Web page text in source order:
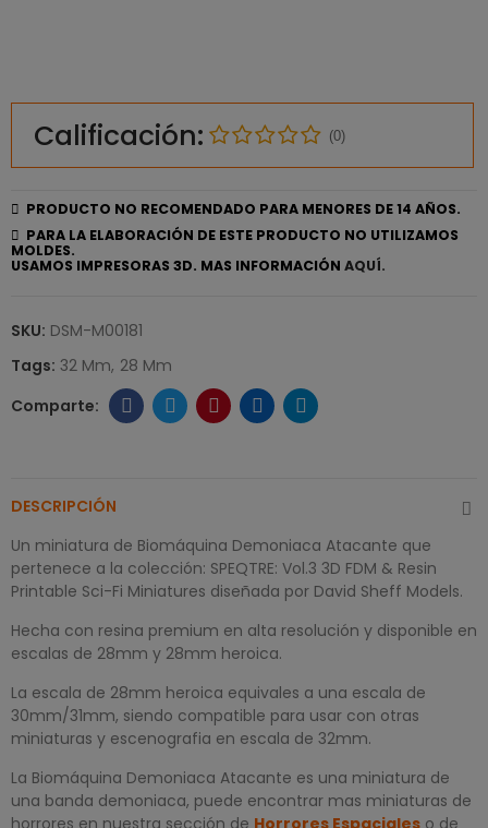
Calificación: (0)
PRODUCTO NO RECOMENDADO PARA MENORES DE 14 AÑOS.
PARA LA ELABORACIÓN DE ESTE PRODUCTO NO UTILIZAMOS
MOLDES.
USAMOS IMPRESORAS 3D. MAS INFORMACIÓN AQUÍ.
SKU: DSM-M00181
Tags: 32 Mm 28 Mm
DESCRIPCIÓN
Un miniatura de Biomáquina Demoniaca Atacante que
pertenece a la colección: SPEQTRE: Vol.3 3D FDM & Resin
Printable Sci-Fi Miniatures diseñada por David Sheff Models.
Hecha con resina premium en alta resolución y disponible en
escalas de 28mm y 28mm heroica.
La escala de 28mm heroica equivales a una escala de
30mm/31mm, siendo compatible para usar con otras
miniaturas y escenografia en escala de 32mm.
La Biomáquina Demoniaca Atacante es una miniatura de
una banda demoniaca, puede encontrar mas miniaturas de